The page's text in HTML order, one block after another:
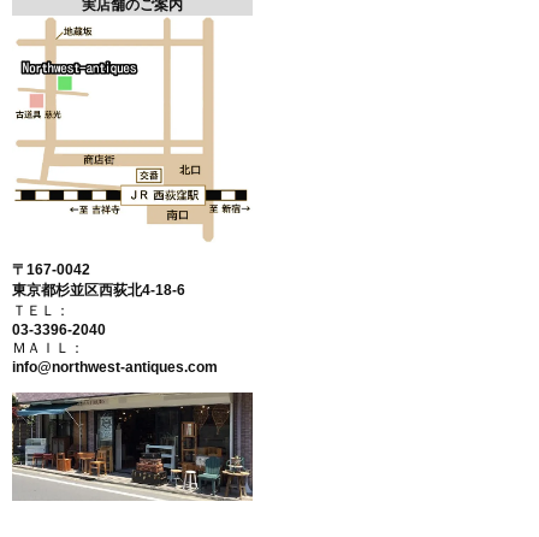
実店舗のご案内
〒167-0042
東京都杉並区西荻北4-18-6
ＴＥＬ：
03-3396-2040
ＭＡＩＬ：
info@northwest-antiques.com